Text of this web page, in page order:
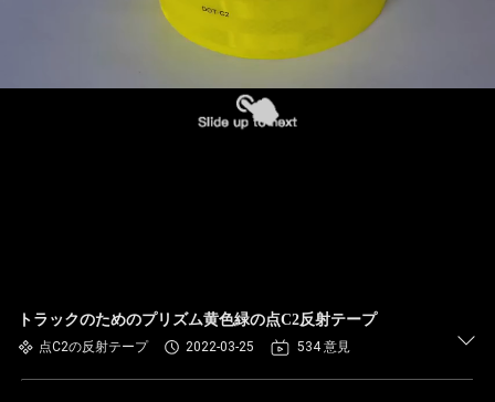
トラックのためのプリズム黄色緑の点C2反射テープ
点C2の反射テープ 2022-03-25 534 意見